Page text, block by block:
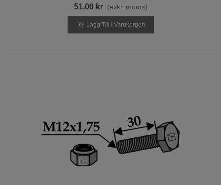
51,00 kr (exkl. moms)
Lägg Till I Varukorgen